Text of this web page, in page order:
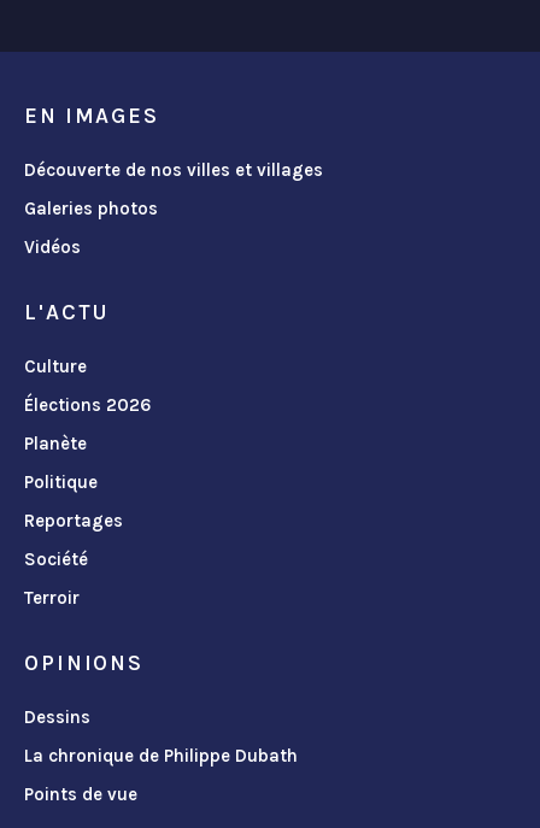
EN IMAGES
Découverte de nos villes et villages
Galeries photos
Vidéos
L'ACTU
Culture
Élections 2026
Planète
Politique
Reportages
Société
Terroir
OPINIONS
Dessins
La chronique de Philippe Dubath
Points de vue